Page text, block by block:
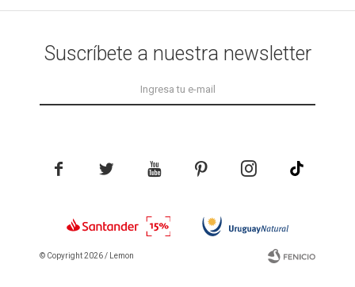
Suscríbete a nuestra newsletter
    
© Copyright 2026 / Lemon